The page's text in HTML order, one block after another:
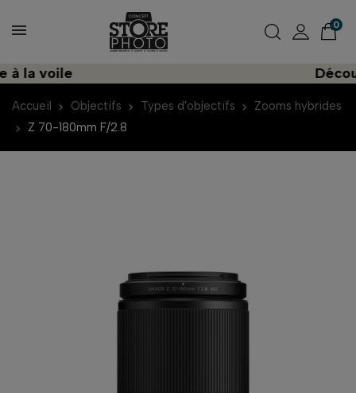
0
voile
Accueil Objectifs Types d'objectifs
Zooms hybrides
Z 70-180mm F/2.8